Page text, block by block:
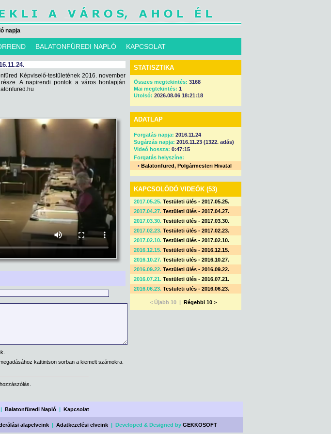
napja
BALATONFÜREDI NAPLÓ KAPCSOLAT
Képviselő-testületének 2016. november
A napirendi pontok a város honlapján
kattintson sorban a kiemelt számokra.
STATISZTIKA
Összes megtekintés: 3168
Mai megtekintés: 1
Utolsó: 2026.08.06 18:21:18
ADATLAP
Forgatás napja: 2016.11.24
Sugárzás napja: 2016.11.23 (1322. adás)
Videó hossza: 0:47:15
Forgatás helyszíne:
• Balatonfüred, Polgármesteri Hivatal
KAPCSOLÓDÓ VIDEÓK (53)
2017.05.25. Testületi ülés - 2017.05.25.
2017.04.27. Testületi ülés - 2017.04.27.
2017.03.30. Testületi ülés - 2017.03.30.
2017.02.23. Testületi ülés - 2017.02.23.
2017.02.10. Testületi ülés - 2017.02.10.
2016.12.15. Testületi ülés - 2016.12.15.
2016.10.27. Testületi ülés - 2016.10.27.
2016.09.22. Testületi ülés - 2016.09.22.
2016.07.21. Testületi ülés - 2016.07.21.
2016.06.23. Testületi ülés - 2016.06.23.
< Újabb 10 | Régebbi 10 >
Balatonfüredi Napló| Kapcsolat
alapelveink | Adatkezelési elveink | Developed & Designed by GEKKOSOFT